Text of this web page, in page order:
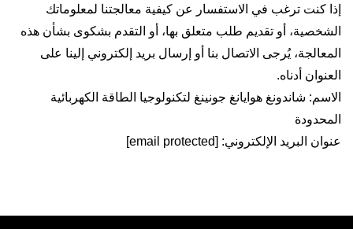
إذا كنت ترغب في الاستفسار عن كيفية معالجتنا لمعلوماتك
الشخصية، أو تقديم طلب متعلق بها، أو التقدم بشكوى بشأن هذه
المعالجة، يُرجى الاتصال بنا أو إرسال بريد إلكتروني إلينا على
العنوان أدناه.
الاسم: شاندونغ هوايانغ جونينغ لتكنولوجيا الطاقة الكهربائية
المحدودة
عنوان البريد الإلكتروني: [email protected]